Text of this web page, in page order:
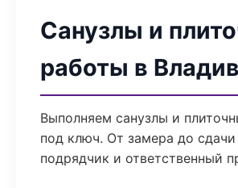
Санузлы и
работы в
Выполняем санузлы и
под ключ. От замера до
подрядчик и ответственный